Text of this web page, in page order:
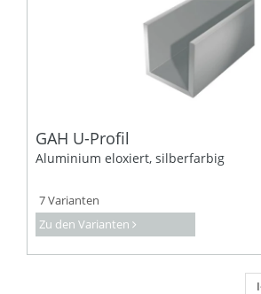
GAH U-Profil
Aluminium eloxiert, silberfarbig
7 Varianten
Zu den Varianten
l